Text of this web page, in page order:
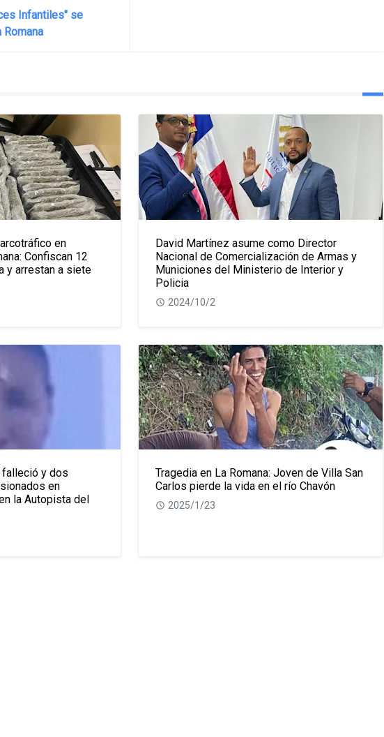
Infantiles" se
en
Confiscan 12
y arrestan a siete
David Martínez asume como Director
Nacional de Comercialización de Armas y
Municiones del Ministerio de Interior y
Policia
2024/10/2
falleció y dos
en
la Autopista del
Tragedia en La Romana: Joven de Villa San
Carlos pierde la vida en el río Chavón
2025/1/23